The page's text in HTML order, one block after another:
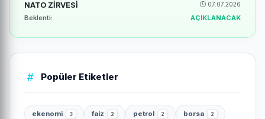
NATO ZİRVESİ 07.07.2026
Beklenti: AÇIKLANACAK
Popüler Etiketler
ekenomi 3 faiz 2 petrol 2 borsa 2